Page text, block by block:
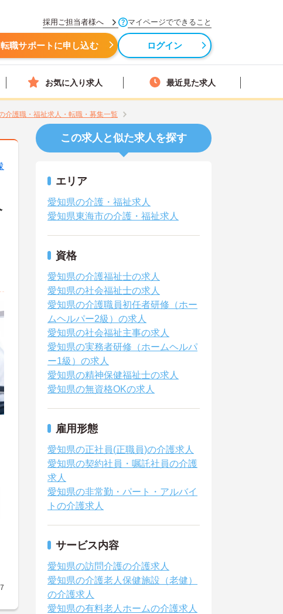
採用ご担当者様へ マイページでできること
転職サポートに申し込む ログイン
お気に入り求人 最近見た求人
介護職・福祉求人・転職・募集一覧
この求人と似た求人を探す
エリア
愛知県の介護・福祉求人
愛知県東海市の介護・福祉求人
資格
愛知県の介護福祉士の求人
愛知県の社会福祉士の求人
愛知県の介護職員初任者研修（ホー
ムヘルパー2級）の求人
愛知県の社会福祉主事の求人
愛知県の実務者研修（ホームヘルパ
ー1級）の求人
愛知県の精神保健福祉士の求人
愛知県の無資格OKの求人
雇用形態
愛知県の正社員(正職員)の介護求人
愛知県の契約社員・嘱託社員の介護
求人
愛知県の非常勤・パート・アルバイ
トの介護求人
サービス内容
愛知県の訪問介護の介護求人
愛知県の介護老人保健施設（老健）
の介護求人
愛知県の有料老人ホームの介護求人